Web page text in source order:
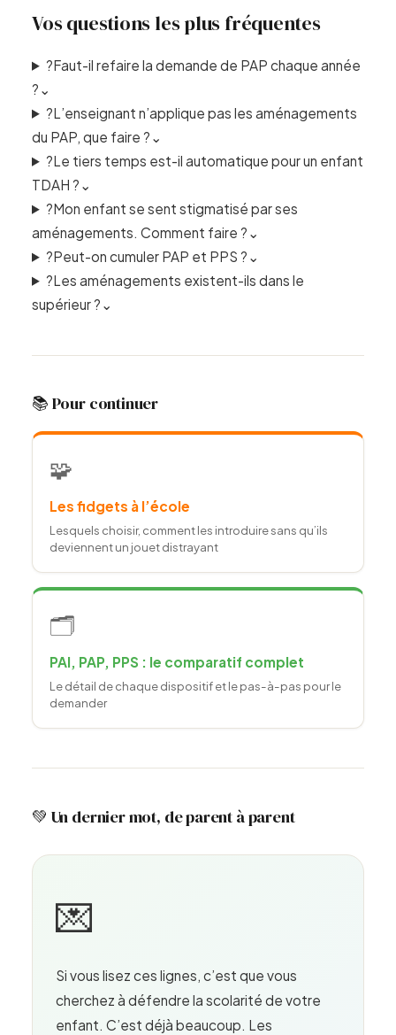
Vos questions les plus fréquentes
?Faut-il refaire la demande de PAP chaque année
? ⌄
?L’enseignant n’applique pas les aménagements
du PAP, que faire ? ⌄
?Le tiers temps est-il automatique pour un enfant
TDAH ? ⌄
?Mon enfant se sent stigmatisé par ses
aménagements. Comment faire ? ⌄
?Peut-on cumuler PAP et PPS ? ⌄
?Les aménagements existent-ils dans le
supérieur ? ⌄
📚 Pour continuer
🧩
Les fidgets à l’école
Lesquels choisir, comment les introduire sans qu’ils
deviennent un jouet distrayant
🗂️
PAI, PAP, PPS : le comparatif complet
Le détail de chaque dispositif et le pas-à-pas pour le
demander
💚 Un dernier mot, de parent à parent
💌
Si vous lisez ces lignes, c’est que vous
cherchez à défendre la scolarité de votre
enfant. C’est déjà beaucoup. Les